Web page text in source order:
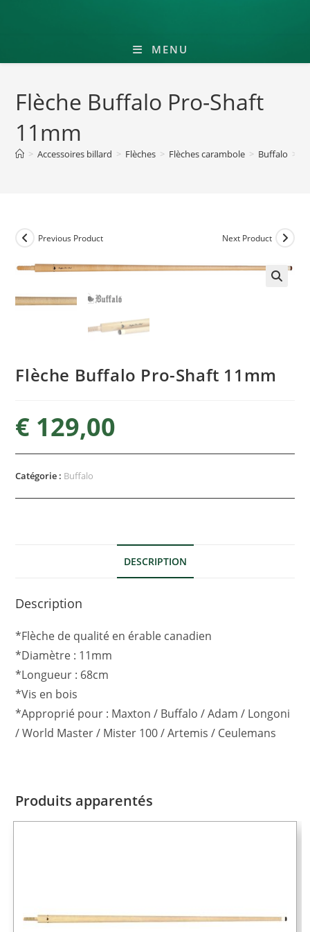
MENU
Flèche Buffalo Pro-Shaft
11mm
> Accessoires billard > Flèches > Flèches carambole > Buffalo >
Previous Product Next Product
Flèche Buffalo Pro-Shaft 11mm
€ 129,00
Catégorie : Buffalo
DESCRIPTION
Description
*Flèche de qualité en érable canadien
*Diamètre : 11mm
*Longueur : 68cm
*Vis en bois
*Approprié pour : Maxton / Buffalo / Adam / Longoni
/ World Master / Mister 100 / Artemis / Ceulemans
Produits apparentés